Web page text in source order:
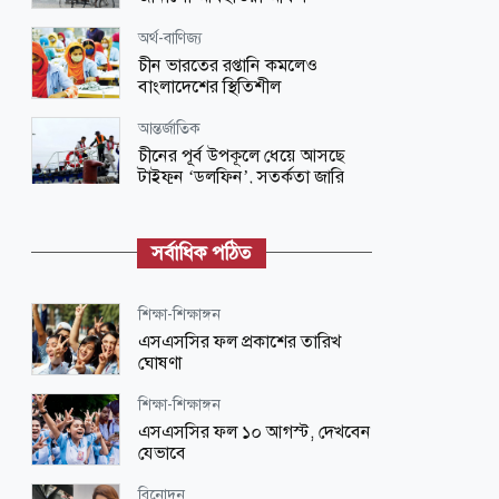
অর্থ-বাণিজ্য
চীন ভারতের রপ্তানি কমলেও
বাংলাদেশের স্থিতিশীল
আন্তর্জাতিক
চীনের পূর্ব উপকূলে ধেয়ে আসছে
টাইফুন ‘ডলফিন’, সতর্কতা জারি
জান্নাতিদের যেভাবে বরণ করা হবে
জাতীয়
বাংলাদেশের সঙ্গে সম্পর্কের ধরন
ভারতকেই ঠিক করতে হবে: শামা ওবায়েদ
ধর্ম-জীবন
শরিয়াহভিত্তিক বিনিয়োগ ক্রমেই
গুরুত্বপূর্ণ হয়ে উঠছে
ধর্ম-জীবন
সর্বাধিক পঠিত
শিক্ষা-শিক্ষাঙ্গন
এসএসসির ফল প্রকাশের তারিখ
ঘোষণা
শিক্ষা-শিক্ষাঙ্গন
এসএসসির ফল ১০ আগস্ট, দেখবেন
যেভাবে
বিনোদন